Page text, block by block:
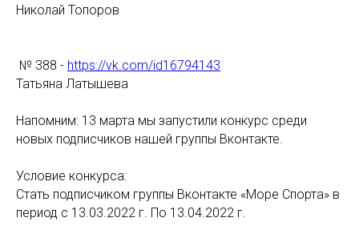
Николай Топоров
№ 388 - https://vk.com/id16794143
Татьяна Латышева
Напомним: 13 марта мы запустили конкурс среди
новых подписчиков нашей группы Вконтакте.
Условие конкурса:
Стать подписчиком группы Вконтакте «Море Спорта» в
период с 13.03.2022 г. По 13.04.2022 г.